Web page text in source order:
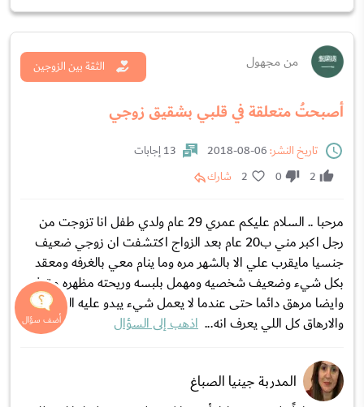
من مجهول
أصبحتُ متعلقة في قلبي بشقيق زوجي
الثقة بين الزوجين
تاريخ النشر:
13 إجابات
2
0
2 شارك
مرحبا .. السلام عليكم عمري 29 عام ولدي طفل انا تزوجت من
رجل اكبر مني ب20 عام بعد الزواج اكتشفت ان زوجي ضعيف
جنسيا مايقرب علي الا بالشهر مره وما ينام معي بالغرفه ومعقد
بكل شيء وضعيف شخصيه ومهمل بلبسه وريحته مظهره مقرف
وايضا مرهق دائما حتى عندما لا يعمل شيء يبدو عليه التعب
والارهاق كل اللي يعرف انه... اذهب إلى السؤال
المدربة جينيا الصباغ